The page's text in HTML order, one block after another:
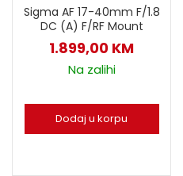
Sigma AF 17-40mm F/1.8
DC (A) F/RF Mount
1.899,00 KM
Na zalihi
Dodaj u korpu